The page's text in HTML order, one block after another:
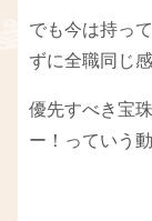
でも今は持っ
ずに全職同じ
優先すべき宝
ー！っていう